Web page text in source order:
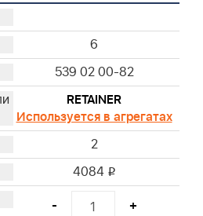
6
539 02 00-82
RETAINER
Используется в агрегатах
2
4084 i
- +